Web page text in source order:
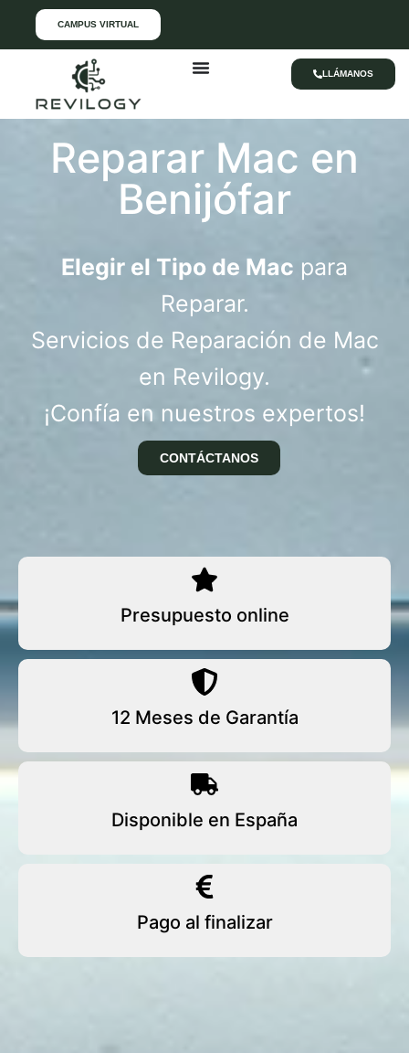
CAMPUS VIRTUAL
LLÁMANOS
Reparar Mac en
Benijófar
Elegir el Tipo de Mac para
Reparar.
Servicios de Reparación de Mac
en Revilogy.
¡Confía en nuestros expertos!
CONTÁCTANOS
Presupuesto online
12 Meses de Garantía
Disponible en España
Pago al finalizar